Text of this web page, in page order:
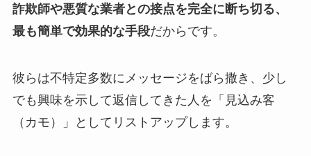
詐欺師や悪質な業者との接点を完全に断ち切る、
最も簡単で効果的な手段だからです。
彼らは不特定多数にメッセージをばら撒き、少し
でも興味を示して返信してきた人を「見込み客
（カモ）」としてリストアップします。